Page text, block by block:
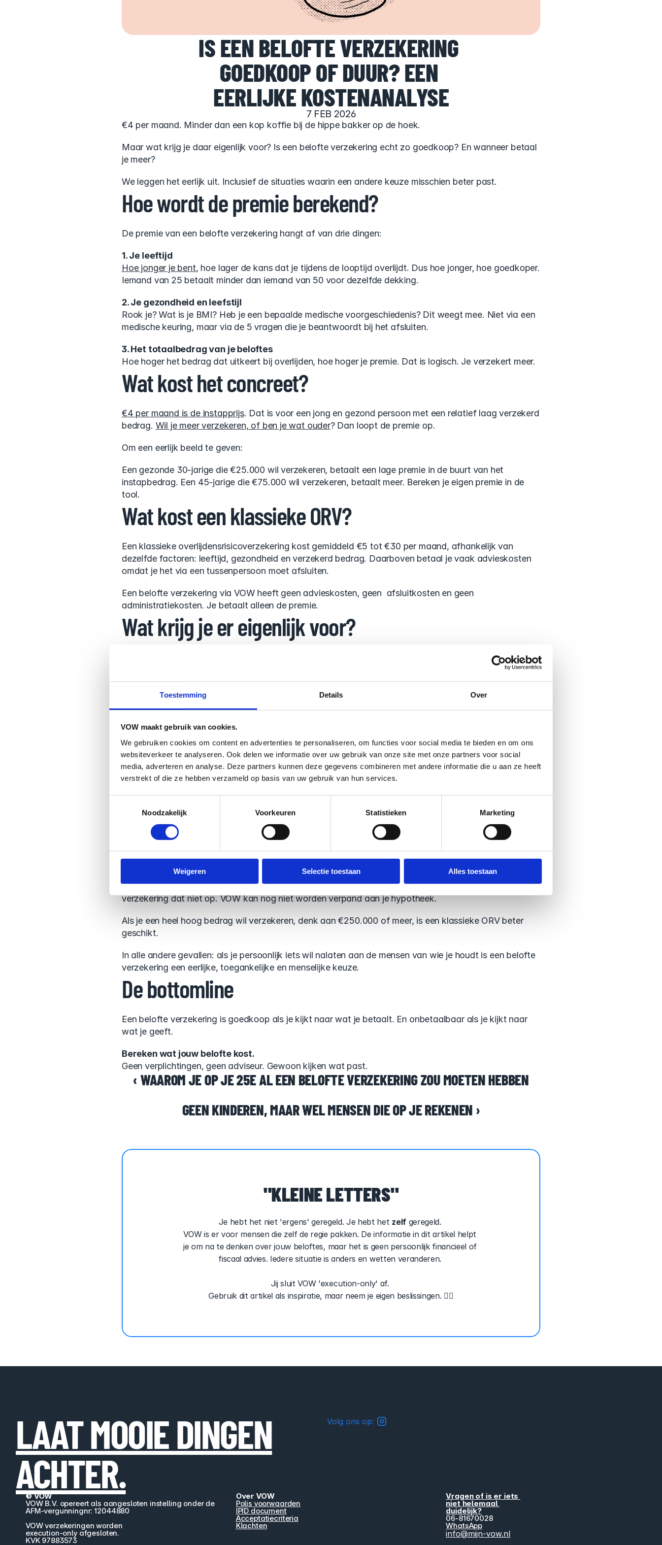
Toestemming Details Over
VOW maakt gebruik van cookies.
We gebruiken cookies om content en advertenties te personaliseren, om functies voor social media te bieden en om ons
websiteverkeer te analyseren. Ook delen we informatie over uw gebruik van onze site met onze partners voor social
media, adverteren en analyse. Deze partners kunnen deze gegevens combineren met andere informatie die u aan ze heeft
verstrekt of die ze hebben verzameld op basis van uw gebruik van hun services.
Noodzakelijk
Voorkeuren Statistieken Marketing
Weigeren Selectie toestaan Alles toestaan
IS EEN BELOFTE VERZEKERING
GOEDKOOP OF DUUR? EEN
EERLIJKE KOSTENANALYSE
7 FEB 2026
€4 per maand. Minder dan een kop koffie bij de hippe bakker op de hoek.
Maar wat krijg je daar eigenlijk voor? Is een belofte verzekering echt zo goedkoop? En wanneer betaal
je meer?
We leggen het eerlijk uit. Inclusief de situaties waarin een andere keuze misschien beter past.
Hoe wordt de premie berekend?
De premie van een belofte verzekering hangt af van drie dingen:
1. Je leeftijd
Hoe jonger je bent, hoe lager de kans dat je tijdens de looptijd overlijdt. Dus hoe jonger, hoe goedkoper.
Iemand van 25 betaalt minder dan iemand van 50 voor dezelfde dekking.
2. Je gezondheid en leefstijl
Rook je? Wat is je BMI? Heb je een bepaalde medische voorgeschiedenis? Dit weegt mee. Niet via een
medische keuring, maar via de 5 vragen die je beantwoordt bij het afsluiten.
3. Het totaalbedrag van je beloftes
Hoe hoger het bedrag dat uitkeert bij overlijden, hoe hoger je premie. Dat is logisch. Je verzekert meer.
Wat kost het concreet?
€4 per maand is de instapprijs. Dat is voor een jong en gezond persoon met een relatief laag verzekerd
bedrag. Wil je meer verzekeren, of ben je wat ouder? Dan loopt de premie op.
Om een eerlijk beeld te geven:
Een gezonde 30-jarige die €25.000 wil verzekeren, betaalt een lage premie in de buurt van het
instapbedrag. Een 45-jarige die €75.000 wil verzekeren, betaalt meer. Bereken je eigen premie in de
tool.
Wat kost een klassieke ORV?
Een klassieke overlijdensrisicoverzekering kost gemiddeld €5 tot €30 per maand, afhankelijk van
dezelfde factoren: leeftijd, gezondheid en verzekerd bedrag. Daarboven betaal je vaak advieskosten
omdat je het via een tussenpersoon moet afsluiten.
Een belofte verzekering via VOW heeft geen advieskosten, geen  afsluitkosten en geen
administratiekosten. Je betaalt alleen de premie.
Wat krijg je er eigenlijk voor?
Dit is de vraag die echt telt. €4 per maand is €48 per jaar. In 10 jaar is dat €480. Wat staat daar
Een uitkering die rechtstreeks naar de mensen gaat die jij hebt aangewezen. Per belofte, per persoon.
Als jij overlijdt tijdens de looptijd, keert het bedrag uit dat jij hebt vastgelegd. Punt.
Voor €48 per jaar koop je de zekerheid dat jouw beloftes worden nagekomen. Dat de studie doorgaat.
Dat je partner ademt. Dat het rijbewijs er komt.
Is dat goedkoop of duur? Dat is aan jou.
Wanneer is een belofte verzekering misschien niet
de beste keuze?
Als je een hoge hypotheek hebt en je geldverstrekker eist een verpande ORV, dan lost een belofte
verzekering dat niet op. VOW kan nog niet worden verpand aan je hypotheek.
Als je een heel hoog bedrag wil verzekeren, denk aan €250.000 of meer, is een klassieke ORV beter
geschikt.
In alle andere gevallen: als je persoonlijk iets wil nalaten aan de mensen van wie je houdt is een belofte
verzekering een eerlijke, toegankelijke en menselijke keuze.
De bottomline
Een belofte verzekering is goedkoop als je kijkt naar wat je betaalt. En onbetaalbaar als je kijkt naar
wat je geeft.
Bereken wat jouw belofte kost.
Geen verplichtingen, geen adviseur. Gewoon kijken wat past.
‹ WAAROM JE OP JE 25E AL EEN BELOFTE VERZEKERING ZOU MOETEN HEBBEN
GEEN KINDEREN, MAAR WEL MENSEN DIE OP JE REKENEN ›
"KLEINE LETTERS"
Je hebt het niet 'ergens' geregeld. Je hebt het zelf geregeld.
VOW is er voor mensen die zelf de regie pakken. De informatie in dit artikel helpt
je om na te denken over jouw beloftes, maar het is geen persoonlijk financieel of
fiscaal advies. Iedere situatie is anders en wetten veranderen.
Jij sluit VOW 'execution-only' af.
Gebruik dit artikel als inspiratie, maar neem je eigen beslissingen. ✌🏽
LAAT MOOIE DINGEN
ACHTER.
Volg ons op:
© VOW
VOW B.V. opereert als aangesloten instelling onder de
AFM-vergunningnr: 12044880
VOW verzekeringen worden
execution-only afgesloten.
KVK 97883573
Over VOW
Polis voorwaarden
IPID document
Acceptatiecriteria
Klachten
Vragen of is er iets
niet helemaal
duidelijk?
06-81670028
WhatsApp
info@mijn-vow.nl